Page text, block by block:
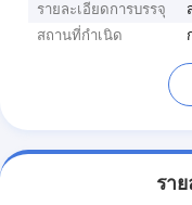
รายละเอียดการบรรจุ
สถานที่กำเนิด
รา